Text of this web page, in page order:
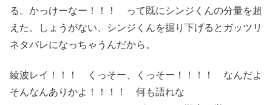
る。かっけーなー！！！ って既にシンジくんの分量を超
えた。しょうがない、シンジくんを掘り下げるとガッツリ
ネタバレになっちゃうんだから。
綾波レイ！！！ くっそー、くっそー！！！！ なんだよ
そんなんありかよ！！！！ 何も語れな